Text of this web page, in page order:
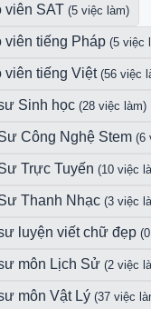
viên SAT (5 việc làm)
viên tiếng Pháp (5 việc
viên tiếng Việt(56 việc
Sinh học (28 việc làm)
Công Nghệ Stem (6
Trực Tuyến (10 việc
Thanh Nhạc (3 việc
luyện viết chữ đẹp
môn Lịch Sử (2 việc
môn Vật Lý (37 việc